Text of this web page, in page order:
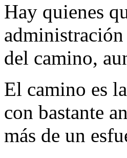
Hay quienes
del camino,
El camino es
con bastante
más de un